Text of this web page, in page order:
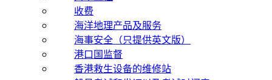
收费
海洋地理产品及服务
海事安全（只提供英文版）
港口国监督
香港救生设备的维修站